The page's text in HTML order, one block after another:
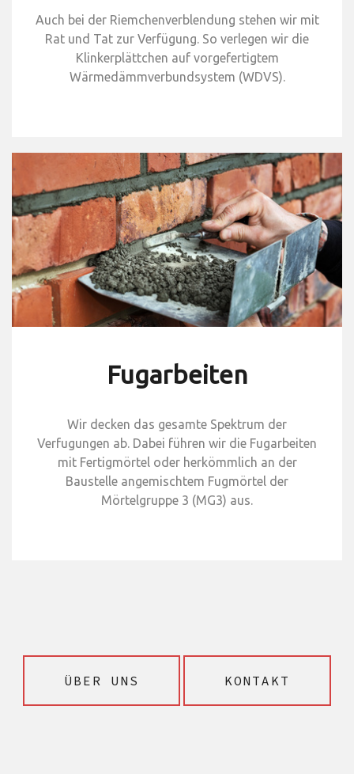
Auch bei der Riemchenverblendung stehen wir mit
Rat und Tat zur Verfügung. So verlegen wir die
Klinkerplättchen auf vorgefertigtem
Wärmedämmverbundsystem (WDVS).
Fugarbeiten
Wir decken das gesamte Spektrum der
Verfugungen ab. Dabei führen wir die Fugarbeiten
mit Fertigmörtel oder herkömmlich an der
Baustelle angemischtem Fugmörtel der
Mörtelgruppe 3 (MG3) aus.
ÜBER UNS KONTAKT